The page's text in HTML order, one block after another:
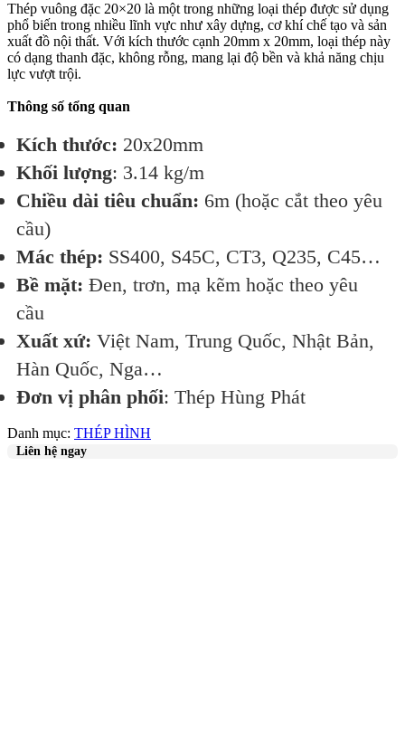
Thép vuông đặc 20×20 là một trong những loại thép được sử dụng
phổ biến trong nhiều lĩnh vực như xây dựng, cơ khí chế tạo và sản
xuất đồ nội thất. Với kích thước cạnh 20mm x 20mm, loại thép này
có dạng thanh đặc, không rỗng, mang lại độ bền và khả năng chịu
lực vượt trội.
Thông số tổng quan
Kích thước: 20x20mm
Khối lượng: 3.14 kg/m
Chiều dài tiêu chuẩn: 6m (hoặc cắt theo yêu
cầu)
Mác thép: SS400, S45C, CT3, Q235, C45…
Bề mặt: Đen, trơn, mạ kẽm hoặc theo yêu
cầu
Xuất xứ: Việt Nam, Trung Quốc, Nhật Bản,
Hàn Quốc, Nga…
Đơn vị phân phối: Thép Hùng Phát
Danh mục: THÉP HÌNH
Liên hệ ngay